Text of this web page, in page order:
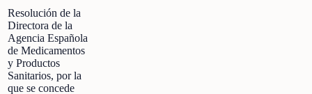
Resolución de la
Directora de la
Agencia Española
de Medicamentos
y Productos
Sanitarios, por la
que se concede